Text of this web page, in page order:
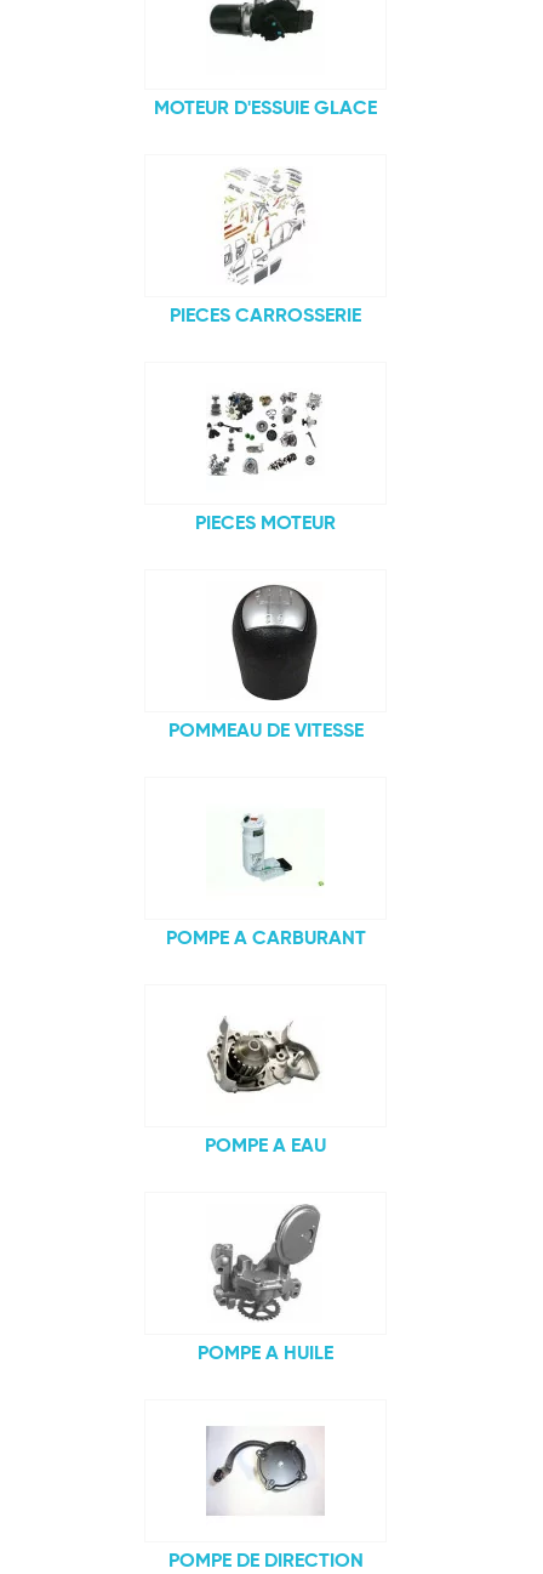
MOTEUR D'ESSUIE GLACE
PIECES CARROSSERIE
PIECES MOTEUR
POMMEAU DE VITESSE
POMPE A CARBURANT
POMPE A EAU
POMPE A HUILE
POMPE DE DIRECTION